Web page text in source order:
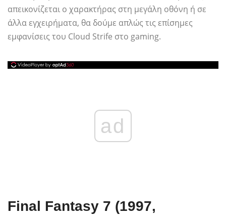
απεικονίζεται ο χαρακτήρας στη μεγάλη οθόνη ή σε
άλλα εγχειρήματα, θα δούμε απλώς τις επίσημες
εμφανίσεις του Cloud Strife στο gaming.
ad
Final Fantasy 7 (1997,